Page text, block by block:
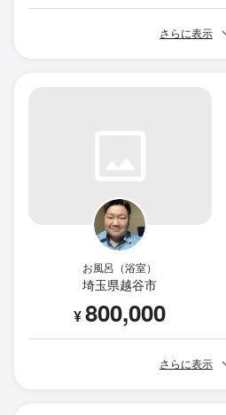
さらに表示
お風呂（浴室）
埼玉県越谷市
¥800,000
さらに表示